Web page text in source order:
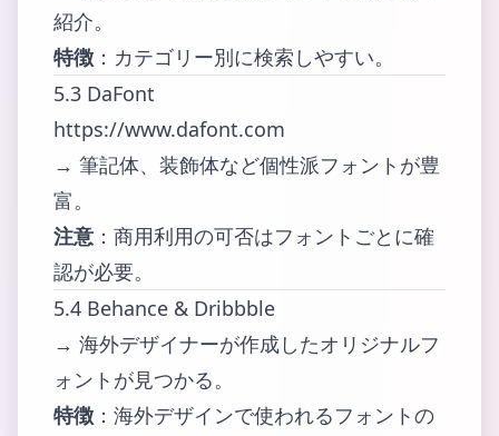
紹介。
特徴 ：カテゴリー別に検索しやすい。
5.3 DaFont
https://www.dafont.com
→ 筆記体、装飾体など個性派フォントが豊
富。
注意 ：商用利用の可否はフォントごとに確
認が必要。
5.4 Behance & Dribbble
→ 海外デザイナーが作成したオリジナルフ
ォントが見つかる。
特徴 ：海外デザインで使われるフォントの